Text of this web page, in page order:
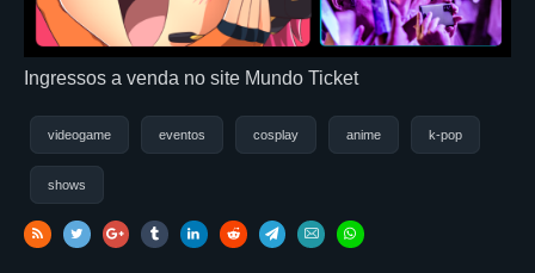
Ingressos a venda no site Mundo Ticket
videogame eventos cosplay anime k-pop
shows